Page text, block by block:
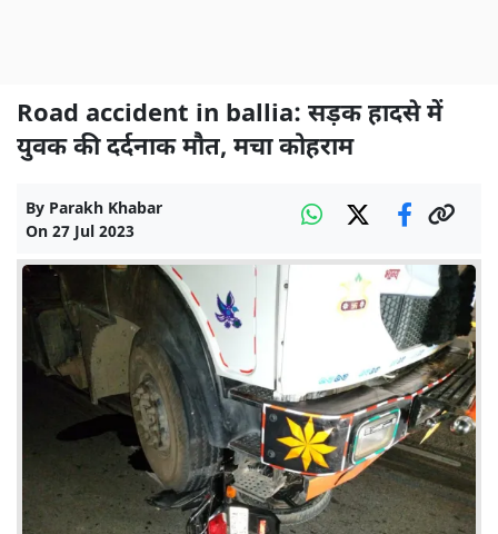
Road accident in ballia: सड़क हादसे में
युवक की दर्दनाक मौत, मचा कोहराम
By Parakh Khabar
On 27 Jul 2023